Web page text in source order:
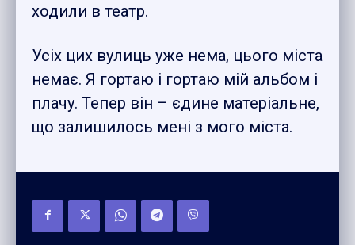
ходили в театр.
Усіх цих вулиць уже нема, цього міста
немає. Я гортаю і гортаю мій альбом і
плачу. Тепер він – єдине матеріальне,
що залишилось мені з мого міста.